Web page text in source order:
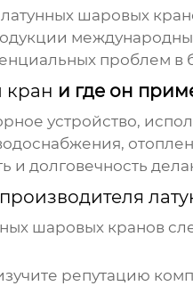
латунных шаровых
проблем в
кран и где он
устройство,
и долговечность
производителя
шаровых кранов
репутацию